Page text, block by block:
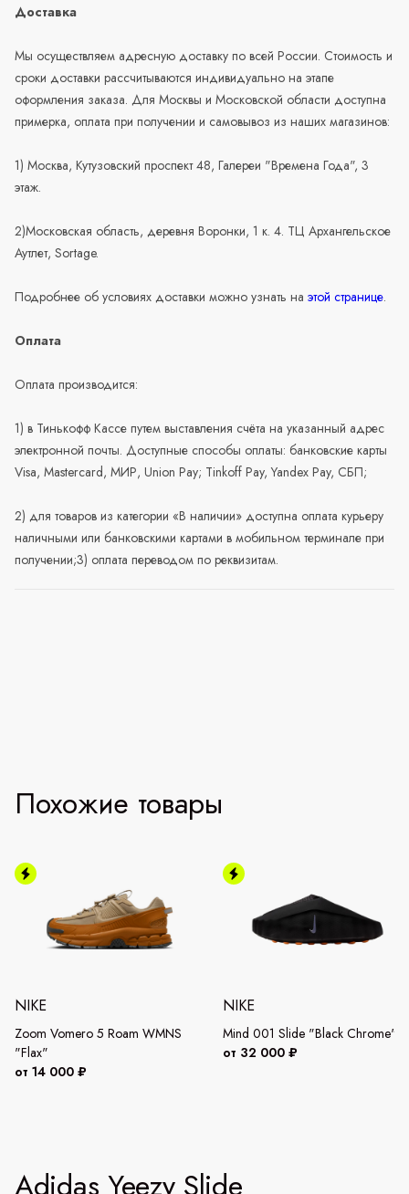
Доставка
Мы осуществляем адресную доставку по всей России. Стоимость и
сроки доставки рассчитываются индивидуально на этапе
оформления заказа. Для Москвы и Московской области доступна
примерка, оплата при получении и самовывоз из наших магазинов:
1) Москва, Кутузовский проспект 48, Галереи "Времена Года", 3
этаж.
2)Московская область, деревня Воронки, 1 к. 4. ТЦ Архангельское
Аутлет, Sortage.
Подробнее об условиях доставки можно узнать на этой странице.
Оплата
Оплата производится:
1) в Тинькофф Кассе путем выставления счёта на указанный адрес
электронной почты. Доступные способы оплаты: банковские карты
Visa, Mastercard, МИР, Union Pay; Tinkoff Pay, Yandex Pay, СБП;
2) для товаров из категории «В наличии» доступна оплата курьеру
наличными или банковскими картами в мобильном терминале при
получении;3) оплата переводом по реквизитам.
Похожие товары
NIKE
Zoom Vomero 5 Roam WMNS
"Flax"
от 14 000 ₽
NIKE
Mind 001 Slide "Black Chrome"
от 32 000 ₽
Adidas Yeezy Slide